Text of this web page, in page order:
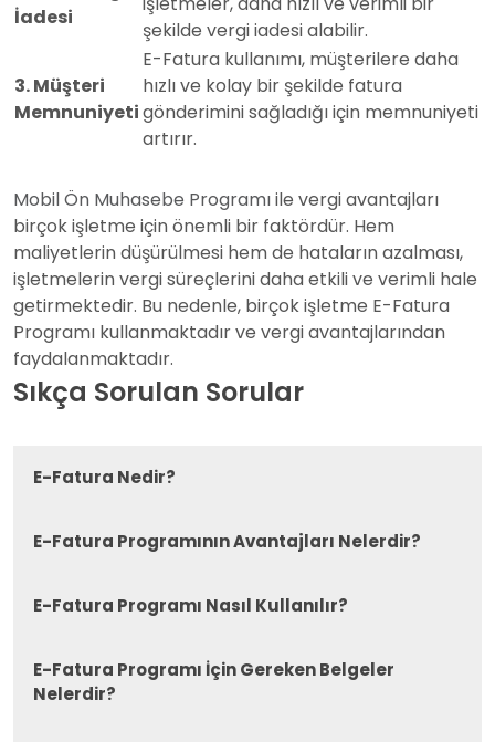
İadesi
şekilde vergi iadesi alabilir.
3. Müşteri
Memnuniyeti
E-Fatura kullanımı, müşterilere daha
hızlı ve kolay bir şekilde fatura
gönderimini sağladığı için memnuniyeti
artırır.
Mobil Ön Muhasebe Programıile vergi avantajları
birçok işletme için önemli bir faktördür. Hem
maliyetlerin düşürülmesi hem de hataların azalması,
işletmelerin vergi süreçlerini daha etkili ve verimli hale
getirmektedir. Bu nedenle, birçok işletme E-Fatura
Programı kullanmaktadır ve vergi avantajlarından
faydalanmaktadır.
Sıkça Sorulan Sorular
E-Fatura Nedir?
E-Fatura Programının Avantajları Nelerdir?
E-Fatura Programı Nasıl Kullanılır?
E-Fatura Programı İçin Gereken Belgeler
Nelerdir?